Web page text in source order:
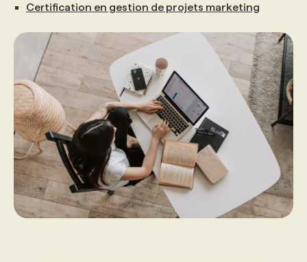
Certification en gestion de projets marketing